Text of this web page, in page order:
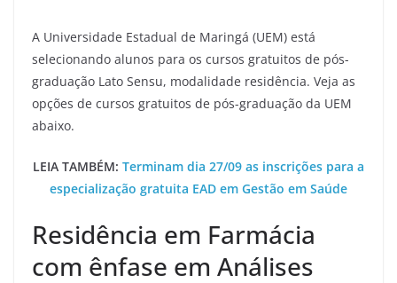
A Universidade Estadual de Maringá (UEM) está
selecionando alunos para os cursos gratuitos de pós-
graduação Lato Sensu, modalidade residência. Veja as
opções de cursos gratuitos de pós-graduação da UEM
abaixo.
LEIA TAMBÉM: Terminam dia 27/09 as inscrições para a
especialização gratuita EAD em Gestão em Saúde
Residência em Farmácia
com ênfase em Análises